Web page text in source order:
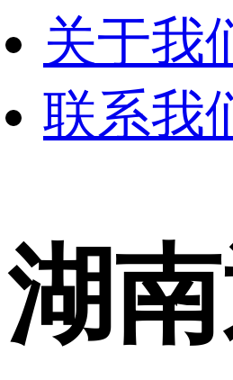
关于我
联系我
湖